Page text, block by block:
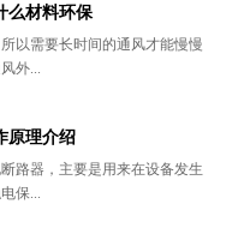
么材料环保
以需要长时间的通风才能慢慢
外...
原理介绍
路器，主要是用来在设备发生
保...